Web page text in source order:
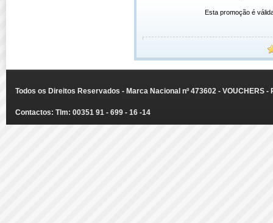
Esta promoção é
Todos os Direitos Reservados - Marca Nacional nº 473602 - VOUCHERS
Contactos: Tlm: 00351 91 - 699 - 16 -14